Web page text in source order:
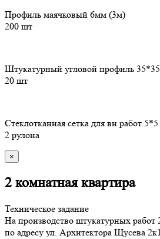
Профиль маячковый 6мм (3м)
200 шт
Штукатурный угловой профиль
20 шт
Стеклотканная сетка для вн работ
2 рулона
×
2 комнатная квартира
Техническое задание
На производство штукатурных
по адресу ул. Архитектора Щусева